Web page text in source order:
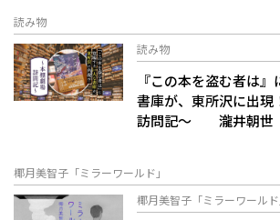
読み物
読み物
『この本を盗む者は
書庫が、東所沢に出
訪問記～ 瀧井朝世
椰月美智子「ミラーワールド」
椰月美智子「ミラーワールド